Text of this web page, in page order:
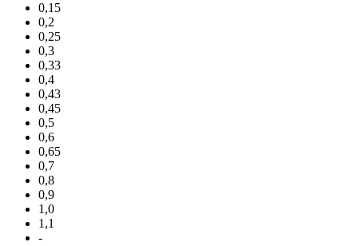
0,15
0,2
0,25
0,3
0,33
0,4
0,43
0,45
0,5
0,6
0,65
0,7
0,8
0,9
1,0
1,1
-